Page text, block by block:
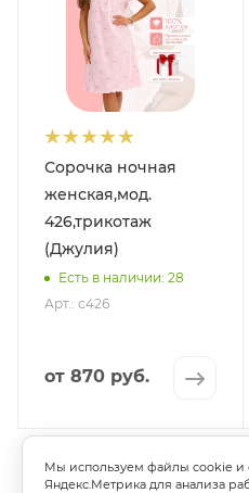
Сорочка ночная
женская,мод.
426,трикотаж
(Джулия)
Есть в наличии: 28
Арт.: с426
от 870 руб.
Мы используем файлы cookie и
Яндекс.Метрика для анализа